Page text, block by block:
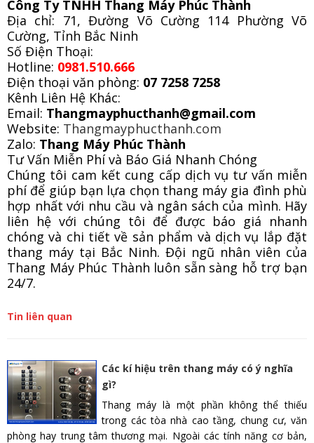
Công Ty TNHH Thang Máy Phúc Thành
Địa chỉ: 71, Đường Võ Cường 114 Phường Võ
Cường, Tỉnh Bắc Ninh
Số Điện Thoại:
Hotline: 0981.510.666
Điện thoại văn phòng: 07 7258 7258
Kênh Liên Hệ Khác:
Email: Thangmayphucthanh@gmail.com
Website: Thangmayphucthanh.com
Zalo: Thang Máy Phúc Thành
Tư Vấn Miễn Phí và Báo Giá Nhanh Chóng
Chúng tôi cam kết cung cấp dịch vụ tư vấn miễn
phí để giúp bạn lựa chọn thang máy gia đình phù
hợp nhất với nhu cầu và ngân sách của mình. Hãy
liên hệ với chúng tôi để được báo giá nhanh
chóng và chi tiết về sản phẩm và dịch vụ lắp đặt
thang máy tại Bắc Ninh. Đội ngũ nhân viên của
Thang Máy Phúc Thành luôn sẵn sàng hỗ trợ bạn
24/7.
Tin liên quan
Các kí hiệu trên thang máy có ý nghĩa
gì?
Thang máy là một phần không thể thiếu
trong các tòa nhà cao tầng, chung cư, văn
phòng hay trung tâm thương mại. Ngoài các tính năng cơ bản,